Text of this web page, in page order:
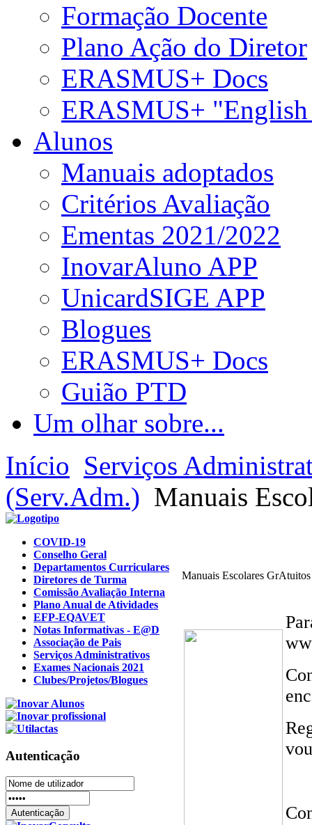
Formação Docente
Plano Ação do Diretor
ERASMUS+ Docs
ERASMUS+
Alunos
Manuais adoptados
Critérios Avaliação
Ementas 2021/2022
InovarAluno APP
UnicardSIGE APP
Blogues
ERASMUS+ Docs
Guião PTD
Um olhar sobre...
Início Serviços
(Serv.Adm.) Manuais
Manuais Escolares
COVID-19
Conselho Geral
Departamentos Curriculares
Diretores de Turma
Comissão Avaliação Interna
Plano Anual de Atividades
EFP-EQAVET
Notas Informativas - E@D
Associação de Pais
Serviços Administrativos
Exames Nacionais 2021
Clubes/Projetos/Blogues
Autenticação